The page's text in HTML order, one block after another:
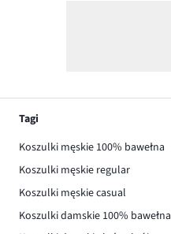
Tagi
Koszulki męskie 100% bawełna
Koszulki męskie regular
Koszulki męskie casual
Koszulki damskie 100% bawełna